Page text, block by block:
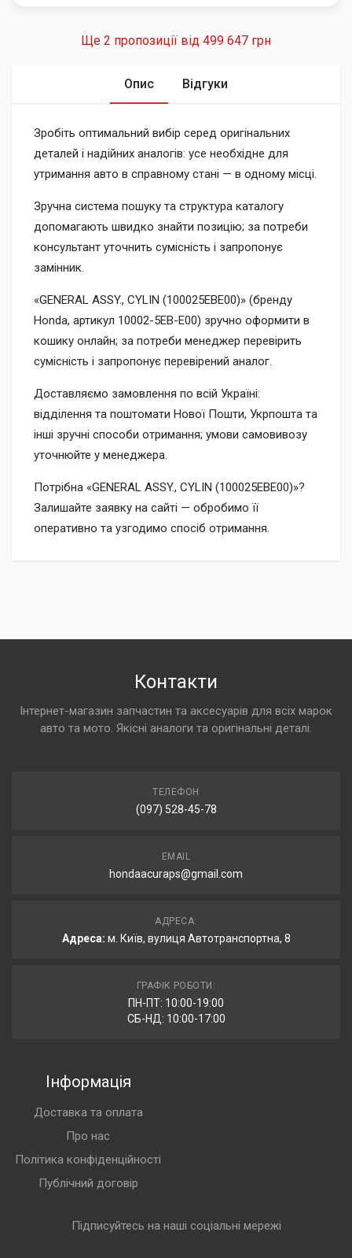
Ще 2 пропозиції від 499 647 грн
Опис Відгуки
Зробіть оптимальний вибір серед оригінальних
деталей і надійних аналогів: усе необхідне для
утримання авто в справному стані — в одному місці.
Зручна система пошуку та структура каталогу
допомагають швидко знайти позицію; за потреби
консультант уточнить сумісність і запропонує
замінник.
«GENERAL ASSY., CYLIN (100025EBE00)» (бренду
Honda, артикул 10002-5EB-E00) зручно оформити в
кошику онлайн; за потреби менеджер перевірить
сумісність і запропонує перевірений аналог.
Доставляємо замовлення по всій Україні:
відділення та поштомати Нової Пошти, Укрпошта та
інші зручні способи отримання; умови самовивозу
уточнюйте у менеджера.
Потрібна «GENERAL ASSY., CYLIN (100025EBE00)»?
Залишайте заявку на сайті — обробимо її
оперативно та узгодимо спосіб отримання.
Контакти
Інтернет-магазин запчастин та аксесуарів для всіх марок
авто та мото. Якісні аналоги та оригінальні деталі.
ТЕЛЕФОН
(097) 528-45-78
EMAIL
hondaacuraps@gmail.com
АДРЕСА:
Адреса: м. Київ, вулиця Автотранспортна, 8
ГРАФІК РОБОТИ:
ПН-ПТ: 10:00-19:00
СБ-НД: 10:00-17:00
Інформація
Доставка та оплата
Про нас
Політика конфіденційності
Публічний договір
Підписуйтесь на наші соціальні мережі